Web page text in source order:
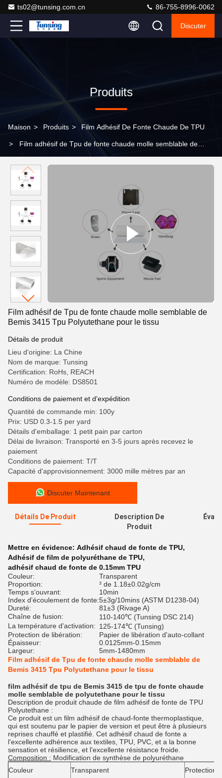
ts02@tunsing.com.cn 86-755-8996-0062
Discuter
Produits
Maison > Produits > Film Adhésif De Fonte Chaude De TPU
> Film adhésif de Tpu de fonte chaude molle semblable de
Film adhésif de Tpu de fonte chaude molle semblable de
Bemis 3415 Tpu Polyutethane pour le tissu
Détails de produit
Lieu d'origine: La Chine
Nom de marque: Tunsing
Certification: RoHs, REACH
Numéro de modèle: DS8501
Conditions de paiement et d'expédition
Quantité de commande min: 100y
Prix: USD 0.3-1.5 per yard
Détails d'emballage: 1 petit pain par carton
Délai de livraison: Transporté en 3-5 jours après recevez le
paiement
Conditions de paiement: T/T
Capacité d'approvisionnement: 3000 mille mètres par an
Discuter Maintenant
Détails De Produit
Description De
Produit
Mettre en évidence: Adhésif chaud de fonte de TPU,
Adhésif de film de polyuréthane de TPU,
adhésif chaud de fonte de 0.15mm TPU
Couleur:
Transparent
Proportion:
³ de 1.18±0.02g/cm
Temps s'ouvrant:
10min
Index d'écoulement de fonte:5±3g/10mins (ASTM D1238-04)
Dureté:
81±3 (Rivage A)
Chaîne de fusion:
110-140℃ (Tunsing DSC 214)
La température d'activation: 125-174℃ (Tunsing)
Protection de libération:
Papier de libération d'auto-collant
Épaisseur:
0.0125mm-0.15mm
Largeur:
5mm-1480mm
Film adhésif de Tpu de fonte chaude molle semblable de
Bemis 3415 Tpu Polyutethane pour le tissu
film adhésif de tpu de Bemis 3415 de tpu de fonte chaude
molle semblable de polyutethane pour le tissu
Description de produit chaude de film adhésif de fonte de TPU
Polyutethane :
Ce produit est un film adhésif de chaud-fonte thermoplastique,
qui est soutenu par le papier de version et peut être à plusieurs
reprises chauffé et plastifié. Cet adhésif chaud de fonte a
l'excellente adhérence aux textiles, TPU, PVC, et a la bonne
sensation et résilience, et l'excellente résistance froide.
Composition : Modification de synthèse de polyuréthane
Couleur
Transparent
Protection